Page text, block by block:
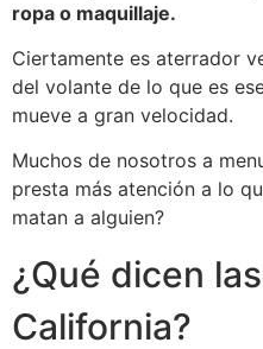
ropa o maquillaje.
Ciertamente es aterrador
del volante de lo que es
mueve a gran velocidad.
Muchos de nosotros a
presta más atención a lo
matan a alguien?
¿Qué dicen
California?